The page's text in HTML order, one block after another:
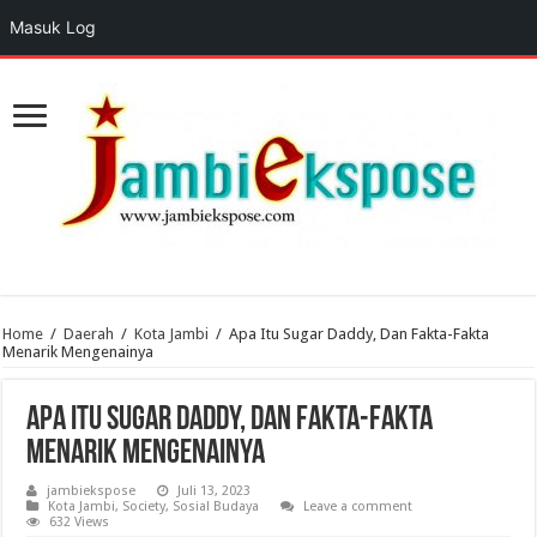
Home / Daerah / Kota Jambi / Apa Itu Sugar Daddy, Dan Fakta-Fakta
Menarik Mengenainya
Apa Itu Sugar Daddy, Dan Fakta-Fakta
Menarik Mengenainya
jambiekspose
Juli 13, 2023
Kota Jambi, Society, Sosial Budaya
Leave a comment
632 Views
Masuk Log